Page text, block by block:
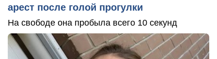
арест после голой прогулки
На свободе она пробыла всего 10 секунд